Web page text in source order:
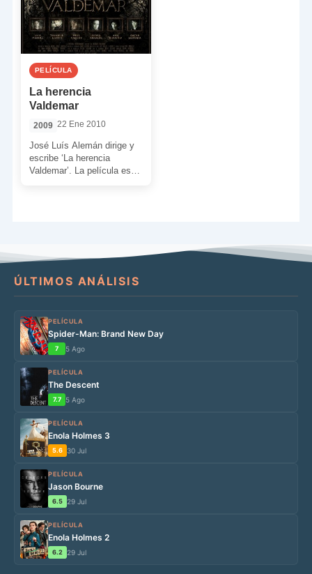
PELÍCULA
La herencia
Valdemar
2009 22 Ene 2010
José Luís Alemán dirige y
escribe ‘La herencia
Valdemar’. La película está
ÚLTIMOS ANÁLISIS
PELÍCULA
Spider-Man: Brand New Day
7 5 Ago
PELÍCULA
The Descent
7.7 5 Ago
PELÍCULA
Enola Holmes 3
5.6 30 Jul
PELÍCULA
Jason Bourne
6.5 29 Jul
PELÍCULA
Enola Holmes 2
6.2 29 Jul